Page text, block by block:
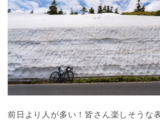
前日より人が多い！皆さん楽しそうな